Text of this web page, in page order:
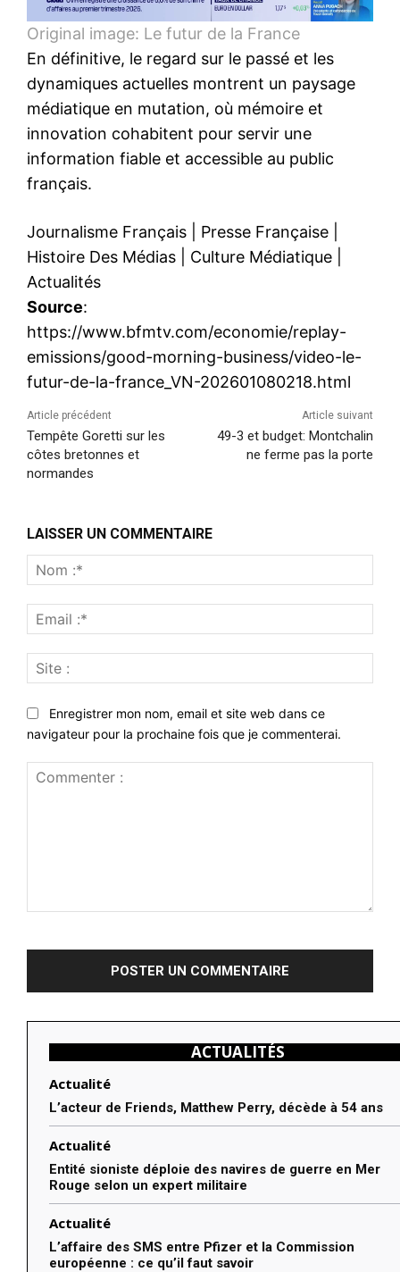
Original image: Le futur de la France
En définitive, le regard sur le passé et les
dynamiques actuelles montrent un paysage
médiatique en mutation, où mémoire et
innovation cohabitent pour servir une
information fiable et accessible au public
français.
Journalisme Français Presse Française
Histoire Des Médias
Culture Médiatique
Actualités
Source:
https://www.bfmtv.com/economie/replay-
emissions/good-morning-business/video-le-
futur-de-la-france_VN-202601080218.html
Article précédent
Tempête Goretti sur les
côtes bretonnes et
normandes
Article suivant
49-3 et budget: Montchalin
ne ferme pas la porte
LAISSER UN COMMENTAIRE
:*
:*
:
Enregistrer mon nom, email et site web dans ce
navigateur pour la prochaine fois que je commenterai.
ACTUALITÉS
Actualité
L’acteur de Friends, Matthew Perry, décède à 54 ans
Actualité
Entité sioniste déploie des navires de guerre en Mer
Rouge selon un expert militaire
Actualité
L’affaire des SMS entre Pfizer et la Commission
européenne : ce qu’il faut savoir